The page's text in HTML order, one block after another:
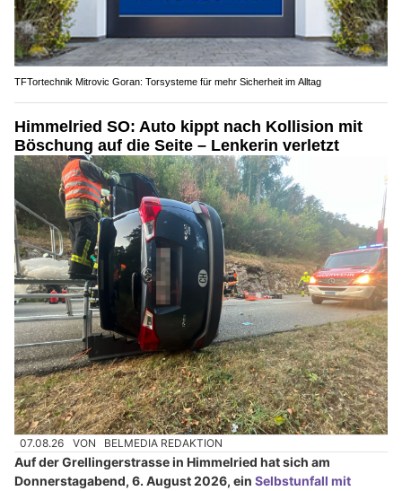
TFTortechnik Mitrovic Goran: Torsysteme für mehr Sicherheit im Alltag
Himmelried SO: Auto kippt nach Kollision mit
Böschung auf die Seite – Lenkerin verletzt
07.08.26 VON BELMEDIA REDAKTION
Auf der Grellingerstrasse in Himmelried hat sich am
Donnerstagabend, 6. August 2026, ein Selbstunfall mit